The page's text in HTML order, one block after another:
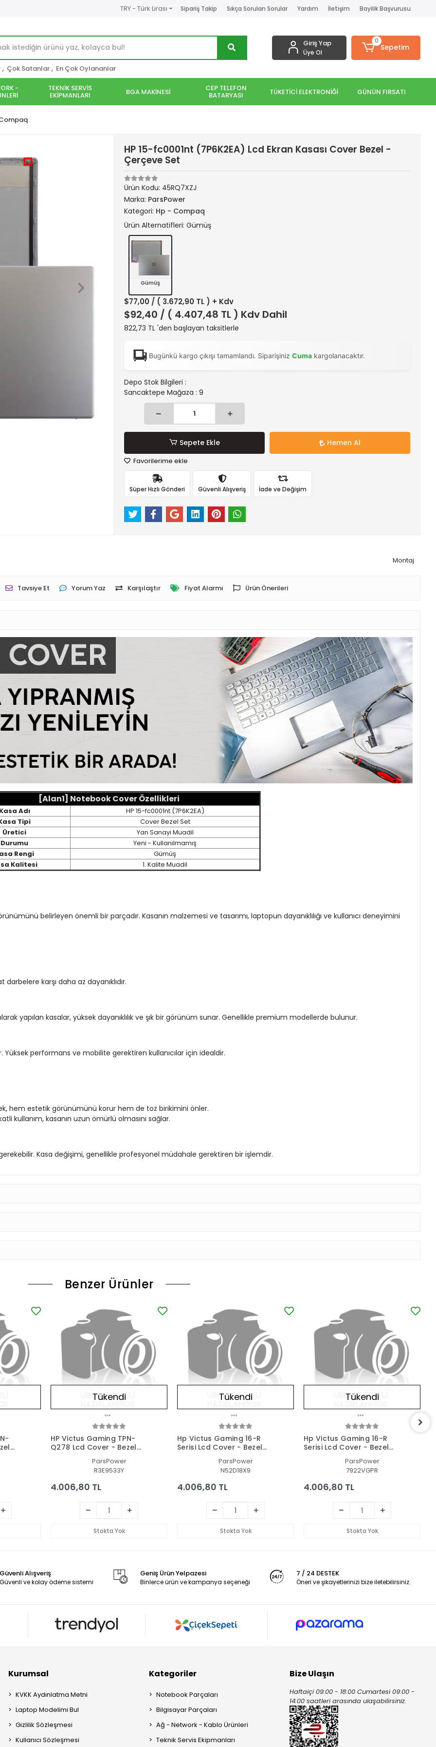
TRY - Türk Lirası Sipariş Takip Sıkça Sorulan Sorular Yardım İletişim Bayilik Başvurusu
, Çok Satanlar , En Çok Oylananlar
Giriş Yap
Üye Ol
0
Sepetim
- TEKNİK SERVİS
EKİPMANLARI BGA MAKİNESİ CEP TELEFON
BATARYASI TÜKETİCİ ELEKTRONİĞİ GÜNÜN FIRSATI
HP 15-fc0001nt (7P6K2EA) Lcd Ekran Kasası Cover Bezel -
Çerçeve Set
Ürün Kodu: 45RQ7XZJ
Marka: ParsPower
Kategori: Hp - Compaq
Ürün Alternatifleri: Gümüş
Gümüş
$77,00 / ( 3.672,90 TL ) + Kdv
$92,40 / ( 4.407,48 TL ) Kdv Dahil
822,73 TL 'den başlayan taksitlerle
Bugünkü kargo çıkışı tamamlandı. Siparişiniz Cuma kargolanacaktır.
Depo Stok Bilgileri :
Sancaktepe Mağaza : 9
Sepete Ekle Hemen Al
Favorilerime ekle
Süper Hızlı Gönderi Güvenli Alışveriş İade ve Değişim
Montaj
Tavsiye Et Yorum Yaz Karşılaştır Fiyat Alarmı Ürün Önerileri
[Alan1] Notebook Cover Özellikleri
Adı
HP 15-fc0001nt (7P6K2EA)
Tipi
Cover Bezel Set
Üretici
Yan Sanayi Muadil
Durumu
Yeni - Kullanılmamış
Rengi
Gümüş
Kalitesi
1. Kalite Muadil
belirleyen önemli bir parçadır. Kasanın malzemesi ve tasarımı, laptopun dayanıklılığı ve kullanıcı deneyimini
karşı daha az dayanıklıdır.
yapılan kasalar, yüksek dayanıklılık ve şık bir görünüm sunar. Genellikle premium modellerde bulunur.
Yüksek performans ve mobilite gerektiren kullanıcılar için idealdir.
hem estetik görünümünü korur hem de toz birikimini önler.
kullanım, kasanın uzun ömürlü olmasını sağlar.
Kasa değişimi, genellikle profesyonel müdahale gerektiren bir işlemdir.
Benzer Ürünler
Tükendi
HP Victus Gaming TPN-
Q278 Lcd Cover - Bezel
ParsPower
R3E9533Y
4.006,80 TL
Stokta Yok
Tükendi
Hp Victus Gaming 16-R
Serisi Lcd Cover - Bezel
ParsPower
N52D18X9
4.006,80 TL
Stokta Yok
Tükendi
Hp Victus Gaming 16-R
Serisi Lcd Cover - Bezel
ParsPower
7922VGPR
4.006,80 TL
Stokta Yok
Güvenli Alışveriş
Güvenli ve kolay ödeme sistemi
Geniş Ürün Yelpazesi
Binlerce ürün ve kampanya seçeneği
7 / 24 DESTEK
Öneri ve şikayetlerinizi bize iletebilirsiniz.
Kurumsal
KVKK Aydınlatma Metni
Laptop Modelimi Bul
Gizlilik Sözleşmesi
Kullanıcı Sözleşmesi
Kategoriler
Notebook Parçaları
Bilgisayar Parçaları
Ağ - Network - Kablo Ürünleri
Teknik Servis Ekipmanları
Bize Ulaşın
Haftaiçi 09:00 - 18:00 Cumartesi 09:00 -
14:00 saatleri arasında ulaşabilirsiniz.